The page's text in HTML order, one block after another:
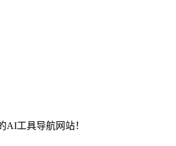
AI工具导航网站！